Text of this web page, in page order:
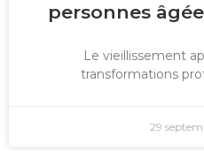
personnes
Le vieillissement
transformations
29